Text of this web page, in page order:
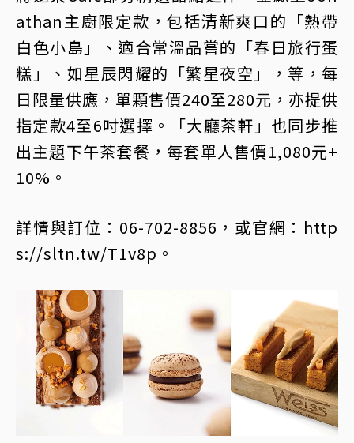
athan主廚限定款，包括清新爽口的「熱帶
白色小島」、適合常溫品嘗的「春日旅行蛋
糕」、如星辰閃耀的「繁星夜空」，等，每
日限量供應，單顆售價240至280元，亦提供
指定款4至6吋選擇。「大廳茶軒」也同步推
出主題下午茶套餐，每套單人售價1,080元+
10%。
詳情與訂位：06-702-8856，或官網：http
s://sltn.tw/T1v8p。